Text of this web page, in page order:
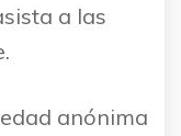
a las
anónima